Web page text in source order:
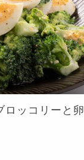
ロッコリーと卵